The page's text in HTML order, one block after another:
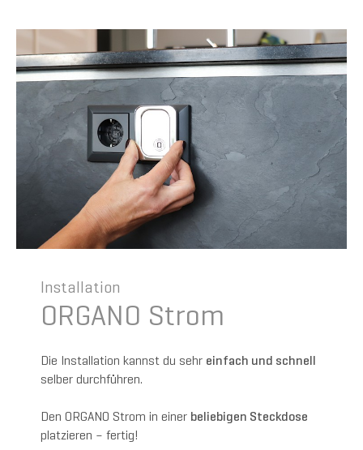
Installation
ORGANO Strom
Die Installation kannst du sehr einfach und schnell
selber durchführen.
Den ORGANO Strom in einer beliebigen Steckdose
platzieren – fertig!